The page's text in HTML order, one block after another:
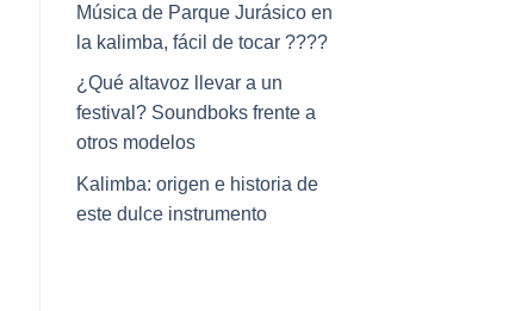
Música de Parque Jurásico en
la kalimba, fácil de tocar ????
¿Qué altavoz llevar a un
festival? Soundboks frente a
otros modelos
Kalimba: origen e historia de
este dulce instrumento